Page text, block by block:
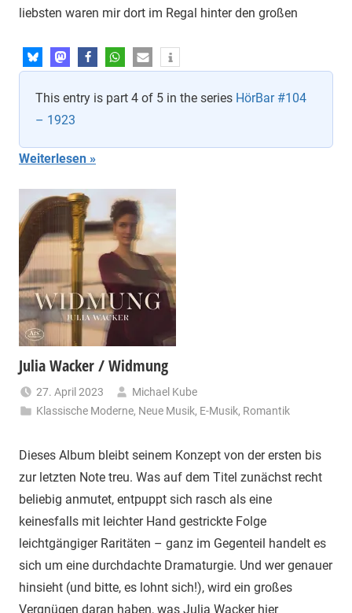
liebsten waren mir dort im Regal hinter den großen
This entry is part 4 of 5 in the series HörBar #104
– 1923
Weiterlesen
Julia Wacker / Widmung
27. April 2023
Michael Kube
Klassische Moderne, Neue Musik, E-Musik, Romantik
Dieses Album bleibt seinem Konzept von der ersten bis
zur letzten Note treu. Was auf dem Titel zunächst recht
beliebig anmutet, entpuppt sich rasch als eine
keinesfalls mit leichter Hand gestrickte Folge
leichtgängiger Raritäten – ganz im Gegenteil handelt es
sich um eine durchdachte Dramaturgie. Und wer genauer
hinsieht (und bitte, es lohnt sich!), wird ein großes
Vergnügen daran haben, was Julia Wacker hier